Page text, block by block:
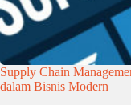
Supply Chain
dalam Bisnis Modern